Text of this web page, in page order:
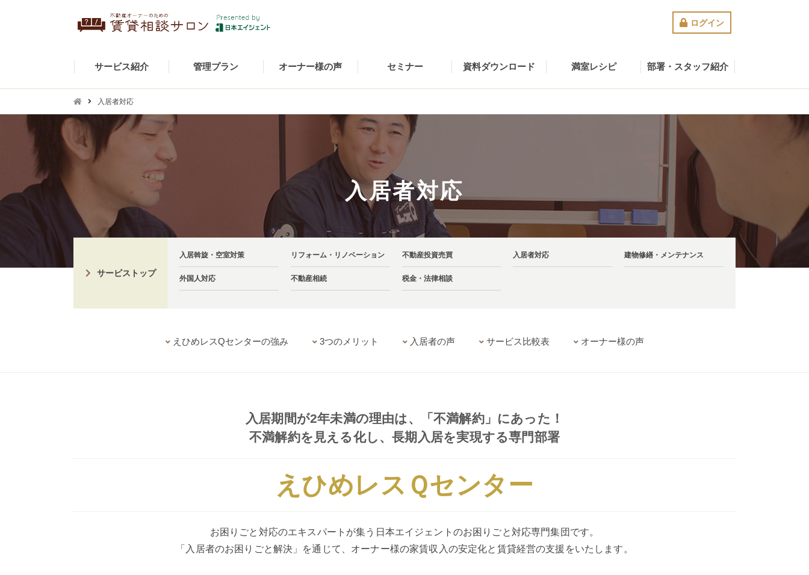
ログイン
サービス紹介 管理プラン オーナー様の声 セミナー 資料ダウンロード 満室レシピ 部署・スタッフ紹介
入居者対応
入居者対応
サービストップ
入居斡旋・空室対策 リフォーム・リノベーション 不動産投資売買 入居者対応 建物修繕・メンテナンス
外国人対応 不動産相続 税金・法律相談
えひめレスQセンターの強み 3つのメリット 入居者の声 サービス比較表 オーナー様の声
入居期間が2年未満の理由は、「不満解約」にあった！
不満解約を見える化し、長期入居を実現する専門部署
えひめレスＱセンター
お困りごと対応のエキスパートが集う日本エイジェントのお困りごと対応専門集団です。
「入居者のお困りごと解決」を通じて、オーナー様の家賃収入の安定化と賃貸経営の支援をいたします。